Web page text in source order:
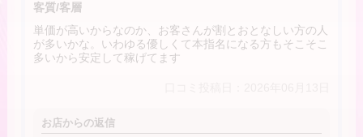
客質/客層
単価が高いからなのか、お客さんが割とおとなしい方の人
が多いかな。いわゆる優しくて本指名になる方もそこそこ
多いから安定して稼げてます
お店からの返信